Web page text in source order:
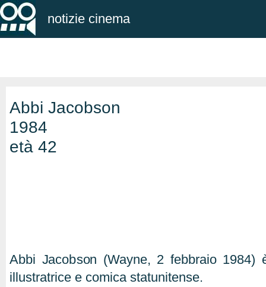
notizie cinema
Abbi Jacobson
1984
età 42
Abbi Jacobson (Wayne, 2 febbraio 1984)
illustratrice e comica statunitense.